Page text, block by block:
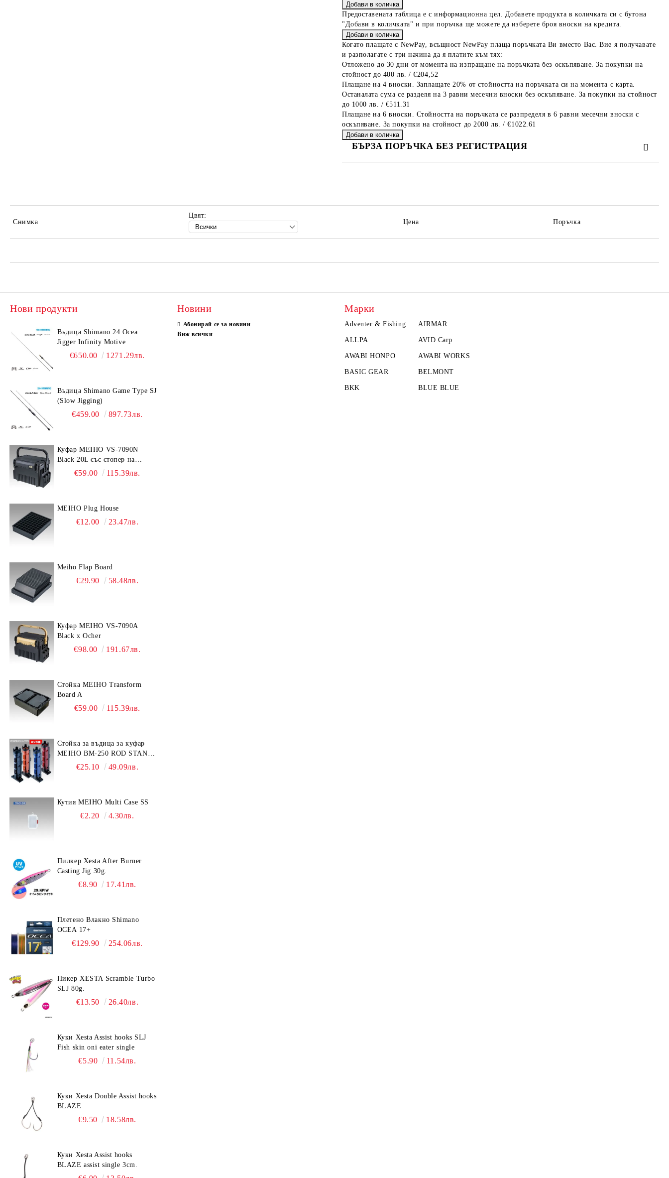
Предоставената таблица е с информационна цел. Добавете продукта в количката си с бутона
"Добави в количката" и при поръчка ще можете да изберете броя вноски на кредита.
Когато плащате с NewPay, всъщност NewPay плаща поръчката Ви вместо Вас. Вие я получавате
и разполагате с три начина да я платите към тях:
Отложено до 30 дни от момента на изпращане на поръчката без оскъпяване. За покупки на
стойност до 400 лв. / €204,52
Плащане на 4 вноски. Заплащате 20% от стойността на поръчката си на момента с карта.
Останалата сума се разделя на 3 равни месечни вноски без оскъпяване. За покупки на стойност
до 1000 лв. / €511.31
Плащане на 6 вноски. Стойността на поръчката се разпределя в 6 равни месечни вноски с
оскъпяване. За покупки на стойност до 2000 лв. / €1022.61
БЪРЗА ПОРЪЧКА БЕЗ РЕГИСТРАЦИЯ
Снимка
Цвят:
Цена
Поръчка
Нови продукти
Въдица Shimano 24 Ocea
Jigger Infinity Motive
€650.00 1271.29лв.
Въдица Shimano Game Type SJ
(Slow Jigging)
€459.00 897.73лв.
Куфар MEIHO VS-7090N
Black 20L със стопер на
дръжката€59.00 115.39лв.
MEIHO Plug House
€12.00 23.47лв.
Meiho Flap Board
€29.90 58.48лв.
Куфар MEIHO VS-7090A
Black x Ocher
€98.00 191.67лв.
Стойка MEIHO Transform
Board A
€59.00 115.39лв.
Стойка за въдица за куфар
MEIHO BM-250 ROD STAND
-Light Blue/Black color
€25.10 49.09лв.
Кутия MEIHO Multi Case SS
€2.20 4.30лв.
Пилкер Xesta After Burner
Casting Jig 30g.
€8.90 17.41лв.
Плетено Влакно Shimano
OCEA 17+
€129.90 254.06лв.
Пикер XESTA Scramble Turbo
SLJ 80g.
€13.50 26.40лв.
Куки Xesta Assist hooks SLJ
Fish skin oni eater single
€5.90 11.54лв.
Куки Xesta Double Assist hooks
BLAZE
€9.50 18.58лв.
Куки Xesta Assist hooks
BLAZE assist single 3cm.
Новини
Абонирай се за новини
Виж всички
Марки
Adventer & Fishing AIRMAR
ALLPA AVID Carp
AWABI HONPO AWABI WORKS
BASIC GEAR BELMONT
BKK BLUE BLUE